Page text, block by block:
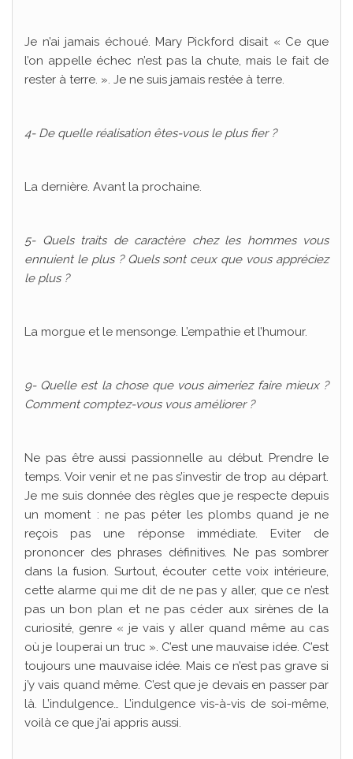
Je n’ai jamais échoué. Mary Pickford disait « Ce que
l’on appelle échec n’est pas la chute, mais le fait de
rester à terre. ». Je ne suis jamais restée à terre.
4- De quelle réalisation êtes-vous le plus fier ?
La dernière. Avant la prochaine.
5- Quels traits de caractère chez les hommes vous
ennuient le plus ? Quels sont ceux que vous appréciez
le plus ?
La morgue et le mensonge. L’empathie et l’humour.
9- Quelle est la chose que vous aimeriez faire mieux ?
Comment comptez-vous vous améliorer ?
Ne pas être aussi passionnelle au début. Prendre le
temps. Voir venir et ne pas s’investir de trop au départ.
Je me suis donnée des règles que je respecte depuis
un moment : ne pas péter les plombs quand je ne
reçois pas une réponse immédiate. Eviter de
prononcer des phrases définitives. Ne pas sombrer
dans la fusion. Surtout, écouter cette voix intérieure,
cette alarme qui me dit de ne pas y aller, que ce n’est
pas un bon plan et ne pas céder aux sirènes de la
curiosité, genre « je vais y aller quand même au cas
où je louperai un truc ». C’est une mauvaise idée. C’est
toujours une mauvaise idée. Mais ce n’est pas grave si
j’y vais quand même. C’est que je devais en passer par
là. L’indulgence… L’indulgence vis-à-vis de soi-même,
voilà ce que j’ai appris aussi.